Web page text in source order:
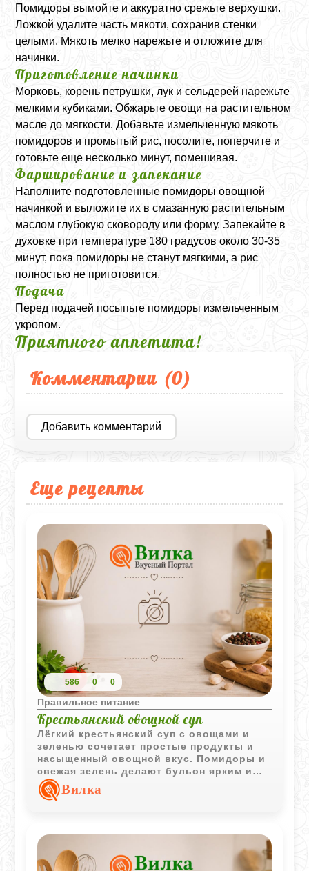
Помидоры вымойте и аккуратно срежьте верхушки.
Ложкой удалите часть мякоти, сохранив стенки
целыми. Мякоть мелко нарежьте и отложите для
начинки.
Приготовление начинки
Морковь, корень петрушки, лук и сельдерей нарежьте
мелкими кубиками. Обжарьте овощи на растительном
масле до мягкости. Добавьте измельченную мякоть
помидоров и промытый рис, посолите, поперчите и
готовьте еще несколько минут, помешивая.
Фарширование и запекание
Наполните подготовленные помидоры овощной
начинкой и выложите их в смазанную растительным
маслом глубокую сковороду или форму. Запекайте в
духовке при температуре 180 градусов около 30-35
минут, пока помидоры не станут мягкими, а рис
полностью не приготовится.
Подача
Перед подачей посыпьте помидоры измельченным
укропом.
Приятного аппетита!
Комментарии (0)
Добавить комментарий
Еще рецепты
586 0 0
Правильное питание
Крестьянский овощной суп
Лёгкий крестьянский суп с овощами и
зеленью сочетает простые продукты и
насыщенный овощной вкус. Помидоры и
свежая зелень делают бульон ярким и
особенно ароматным.
Вилка